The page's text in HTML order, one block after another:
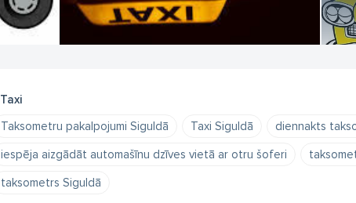
Taxi
Taksometru pakalpojumi Siguldā Taxi Siguldā diennakts
iespēja aizgādāt automašīnu dzīves vietā ar otru šoferi
taksometrs Siguldā